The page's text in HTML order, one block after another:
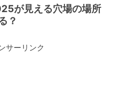
が見える穴場の場所
？
サーリンク